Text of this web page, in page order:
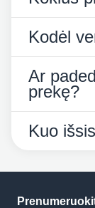
Kodėl
Ar
prekę?
Kuo